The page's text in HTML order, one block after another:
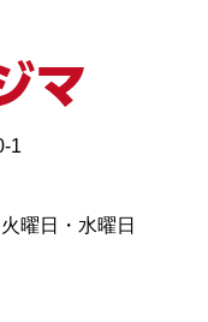
1
曜日・水曜日